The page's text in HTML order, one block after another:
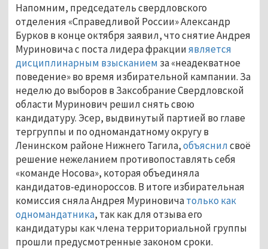
Напомним, председатель свердловского
отделения «Справедливой России» Александр
Бурков в конце октября заявил, что снятие Андрея
Муриновича с поста лидера фракцииявляется
дисциплинарным взысканием за «неадекватное
поведение» во время избирательной кампании. За
неделю до выборов в Заксобрание Свердловской
области Муринович решил снять свою
кандидатуру. Эсер, выдвинутый партией во главе
тергруппы и по одномандатному округу в
Ленинском районе Нижнего Тагила,объяснилсвоё
решение нежеланием противопоставлять себя
«команде Носова», которая объединяла
кандидатов-единороссов. В итоге избирательная
комиссия сняла Андрея Муриновичатолько как
одномандатника, так как для отзыва его
кандидатуры как члена территориальной группы
прошли предусмотренные законом сроки.